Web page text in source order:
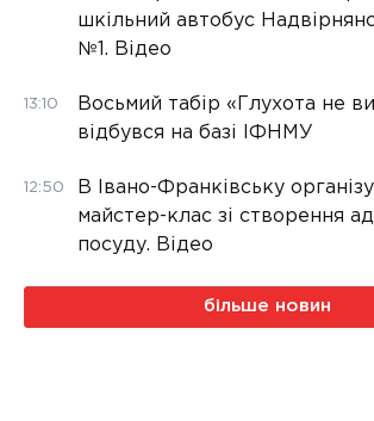
шкільний автобус
№1. Відео
13:10
Восьмий табір «Глухота не
відбувся на базі ІФНМУ
12:50
В Івано-Франківську
майстер-клас зі створення
посуду. Відео
більше новин